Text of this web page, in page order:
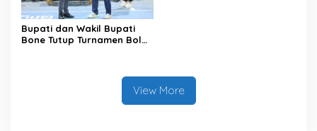
Bupati dan Wakil Bupati
Bone Tutup Turnamen Bola
View More